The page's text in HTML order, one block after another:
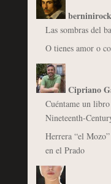
Las sombras del
O tienes amor o
Cipriano
Cuéntame un libro
Nineteenth-
Herrera “el
en el Prado